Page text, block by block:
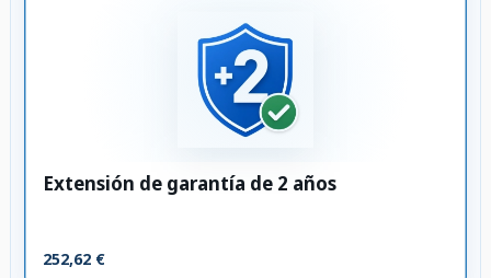
Extensión de garantía de 2 años
252,62 €